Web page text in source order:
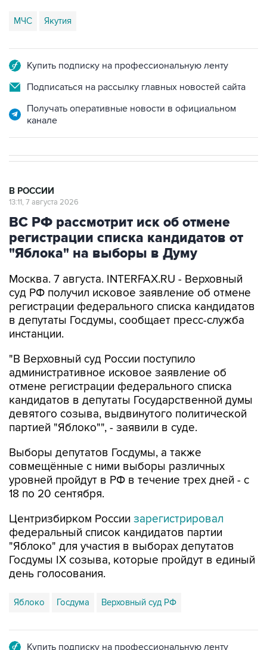
МЧС Якутия
Купить подписку на профессиональную ленту
Подписаться на рассылку главных новостей сайта
Получать оперативные новости в официальном
канале
В РОССИИ
13:11, 7 августа 2026
ВС РФ рассмотрит иск об отмене
регистрации списка кандидатов от
"Яблока" на выборы в Думу
Москва. 7 августа. INTERFAX.RU - Верховный
суд РФ получил исковое заявление об отмене
регистрации федерального списка кандидатов
в депутаты Госдумы, сообщает пресс-служба
инстанции.
"В Верховный суд России поступило
административное исковое заявление об
отмене регистрации федерального списка
кандидатов в депутаты Государственной думы
девятого созыва, выдвинутого политической
партией "Яблоко"", - заявили в суде.
Выборы депутатов Госдумы, а также
совмещённые с ними выборы различных
уровней пройдут в РФ в течение трех дней - с
18 по 20 сентября.
Центризбирком России зарегистрировал
федеральный список кандидатов партии
"Яблоко" для участия в выборах депутатов
Госдумы IX созыва, которые пройдут в единый
день голосования.
Яблоко Госдума Верховный суд РФ
Купить подписку на профессиональную ленту